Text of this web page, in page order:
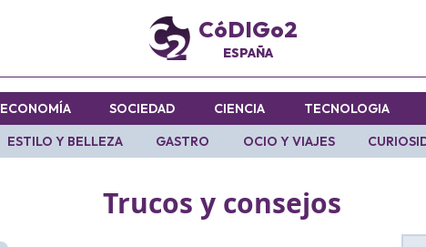
CóDIGo2
ESPAÑA
ECONOMÍA SOCIEDAD CIENCIA TECNOLOGIA
ESTILO Y BELLEZA GASTRO OCIO Y VIAJES
Trucos y consejos